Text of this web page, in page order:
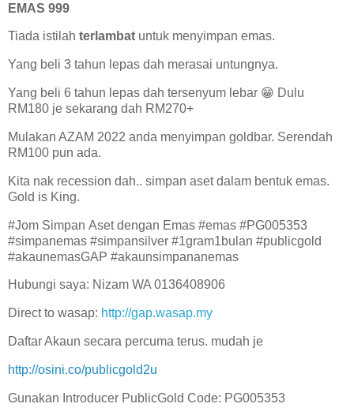
EMAS 999
Tiada istilah terlambat untuk menyimpan emas.
Yang beli 3 tahun lepas dah merasai untungnya.
Yang beli 6 tahun lepas dah tersenyum lebar 😁 Dulu
RM180 je sekarang dah RM270+
Mulakan AZAM 2022 anda menyimpan goldbar. Serendah
RM100 pun ada.
Kita nak recession dah.. simpan aset dalam bentuk emas.
Gold is King.
#Jom Simpan Aset dengan Emas #emas #PG005353
#simpanemas #simpansilver #1gram1bulan #publicgold
#akaunemasGAP #akaunsimpananemas
Hubungi saya: Nizam WA 0136408906
Direct to wasap: http://gap.wasap.my
Daftar Akaun secara percuma terus. mudah je
http://osini.co/publicgold2u
Gunakan Introducer PublicGold Code: PG005353